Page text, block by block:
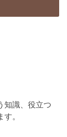
知識、役立つ
。